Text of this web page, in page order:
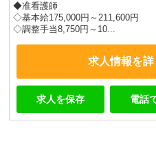
◆准看護師
◇基本給175,000円～211,600円
◇調整手当8,750円～10...
求人情報を
求人を保存 電話